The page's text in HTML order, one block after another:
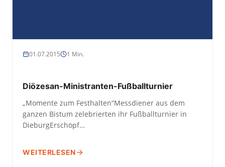
01.07.2015 1 Min.
Diözesan-Ministranten-Fußballturnier
„Momente zum Festhalten“Messdiener aus dem
ganzen Bistum zelebrierten ihr Fußballturnier in
DieburgErschöpf…
WEITERLESEN